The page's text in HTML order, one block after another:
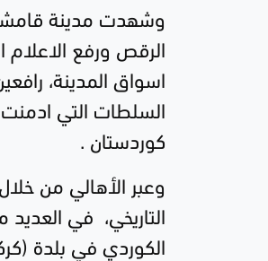
وشهدت مدينة
الرقص ورفع
اسواق المدينة،
السلطات التي ادمنت
كوردستان .
وعبر الأهالي من
التاريخي، في
الكوردي في بلدة (كركي لكي